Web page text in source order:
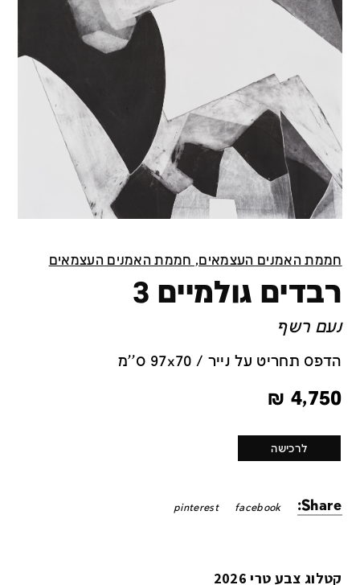
חממת האמנים העצמאים, חממת האמנים העצמאים
רבדים גולמיים 3
נעם רשף
הדפס תחריט על נייר / 97x70 ס''מ
4,750
₪
לרכישה
Share:
facebook
pinterest
קטלוג צבע טרי 2026